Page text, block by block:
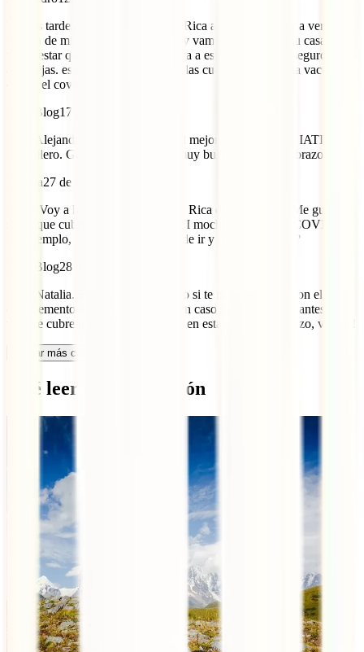
buenas tardes voy a viajar a Costa Rica a visitar el país y a ver a la
familia de mi mujer que reside allí y vamos a recidir en su casa. yo
voy a estar quince días pero heya va a estar un mes que seguro me
aconsejas. estamos vacunados con las cuatro pautas del la vacuna
contra el covic
IATI Blog17 de abril de 2023
Hola Alejandro. Para Costa Rica el mejor seguro es este: IATI
Mochilero. Grandes coberturas a muy buen precio. Un abrazo.
Natalia27 de julio de 2022
Hola! Voy a hacer un viaje a Costa Rica desde España. Me gustaría
saber que cubre este seguro de IATI mochilero frente al COVID.
Por ejemplo, si lo pillo justo antes de ir y no puedo volar?
IATI Blog28 de julio de 2022
Hola Natalia. Eso quedaría cubierto si te haces también con el
complemento de anulación. Este, en caso de dar positivo antes del
viaje te cubre lo que mencionamos en esta guía. ¡Un abrazo, viajera!
Cargar más comentarios
Qué leer a continuación